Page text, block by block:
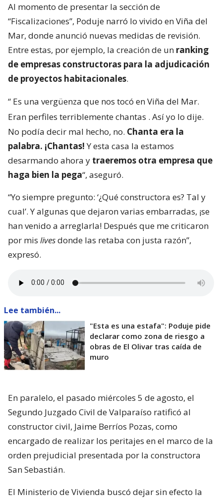
Al momento de presentar la sección de
“Fiscalizaciones”, Poduje narró lo vivido en Viña del
Mar, donde anunció nuevas medidas de revisión.
Entre estas, por ejemplo, la creación de un ranking
de empresas constructoras para la adjudicación
de proyectos habitacionales.
“ Es una vergüenza que nos tocó en Viña del Mar.
Eran perfiles terriblemente chantas . Así yo lo dije.
No podía decir mal hecho, no. Chanta era la
palabra. ¡Chantas!Y esta casa la estamos
desarmando ahora y traeremos otra empresa que
haga bien la pega“, aseguró.
“Yo siempre pregunto: ‘¿Qué constructora es? Tal y
cual’. Y algunas que dejaron varias embarradas, ¡se
han venido a arreglarla! Después que me criticaron
por mis livesdonde las retaba con justa razón”,
expresó.
Lee también...
"Esta es una estafa": Poduje pide
declarar como zona de riesgo a
obras de El Olivar tras caída de
muro
En paralelo, el pasado miércoles 5 de agosto, el
Segundo Juzgado Civil de Valparaíso ratificó al
constructor civil, Jaime Berríos Pozas, como
encargado de realizar los peritajes en el marco de la
orden prejudicial presentada por la constructora
San Sebastián.
El Ministerio de Vivienda buscó dejar sin efecto la